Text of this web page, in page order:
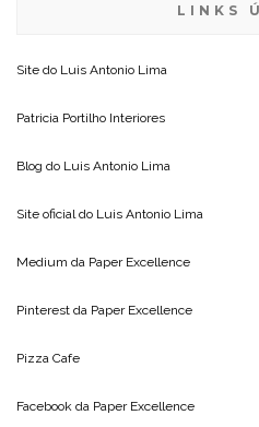
LINKS
Site do Luis Antonio Lima
Patricia Portilho Interiores
Blog do Luis Antonio Lima
Site oficial do Luis Antonio Lima
Medium da Paper Excellence
Pinterest da Paper Excellence
Pizza Cafe
Facebook da Paper Excellence